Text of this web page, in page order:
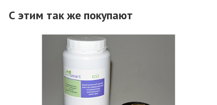
С этим так же покупают